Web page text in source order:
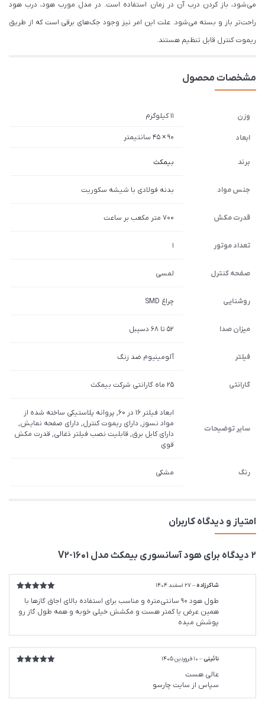
می‌شود، باز کردن درب آن در زمان استفاده است. در مدل مورب هود، درب هود
راحت‌تر باز و بسته می‌شود. علت این امر نیز وجود جک‌های برقی است که از طریق
ریموت کنترل قابل تنظیم هستند.
مشخصات محصول
وزن 11 کیلوگرم
ابعاد 90 × 45 سانتیمتر
برند بیمکث
جنس مواد بدنه فولادی با شیشه سکوریت
قدرت مکش 700 متر مکعب بر ساعت
تعداد موتور 1
صفحه کنترل لمسی
روشنایی چراغ SMD
میزان صدا 52 تا 68 دسیبل
فیلتر آلومینیوم ضد زنگ
گارانتی 25 ماه گارانتی شرکت بیمکث
سایر توضیحات
ابعاد فیلتر 16 در 60, پروانه پلاستیکی ساخته شده از
مواد نسوز, دارای ریموت کنترل, دارای صفحه نمایش,
دارای کابل برق, قابلیت نصب فیلتر ذغالی, قدرت مکش
قوی
رنگ مشکی
امتیاز و دیدگاه کاربران
2 دیدگاه برای هود آسانسوری بیمکث مدل 1601-V2
امتیاز
5
شاکرزاده–27 اسفند 1404
طول هود 90 سانتی‌متره و مناسب برای استفاده بالای اجاق گازها با
همین عرض یا کمتر هست و مکشش خیلی خوبه و همه طول گاز رو
پوشش میده
نائینی– 10 فروردین 1405
عالی هست
سپاس از سایت چارسو